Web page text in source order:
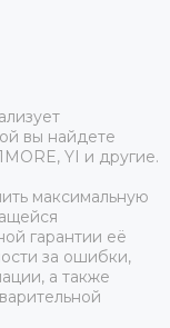
вы найдете
YI и другие.
максимальную
гарантии её
за ошибки,
а также